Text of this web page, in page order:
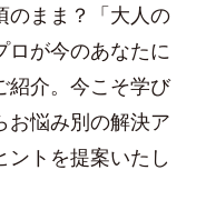
のまま？「大人の
ロが今のあなたに
紹介。今こそ学び
お悩み別の解決ア
ントを提案いたし